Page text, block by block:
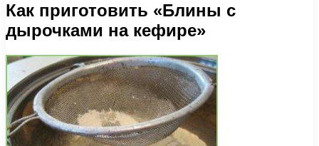
Как приготовить «Блины с
дырочками на кефире»